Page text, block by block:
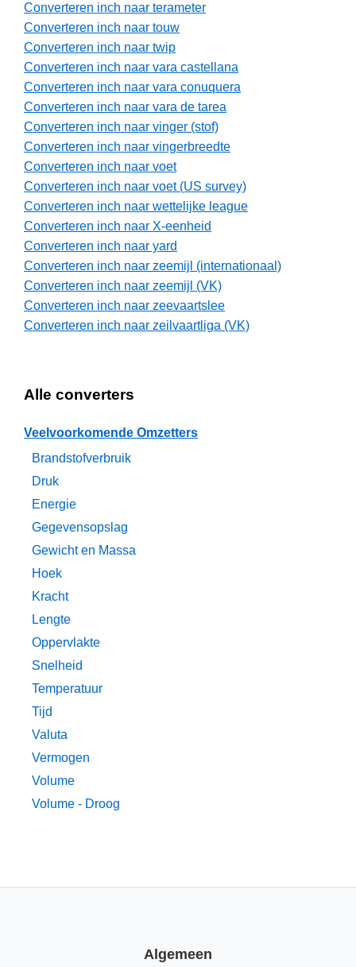
Converteren inch naar terameter
Converteren inch naar touw
Converteren inch naar twip
Converteren inch naar vara castellana
Converteren inch naar vara conuquera
Converteren inch naar vara de tarea
Converteren inch naar vinger (stof)
Converteren inch naar vingerbreedte
Converteren inch naar voet
Converteren inch naar voet (US survey)
Converteren inch naar wettelijke league
Converteren inch naar X-eenheid
Converteren inch naar yard
Converteren inch naar zeemijl (internationaal)
Converteren inch naar zeemijl (VK)
Converteren inch naar zeevaartslee
Converteren inch naar zeilvaartliga (VK)
Alle converters
Veelvoorkomende Omzetters
Brandstofverbruik
Druk
Energie
Gegevensopslag
Gewicht en Massa
Hoek
Kracht
Lengte
Oppervlakte
Snelheid
Temperatuur
Tijd
Valuta
Vermogen
Volume
Volume - Droog
Algemeen